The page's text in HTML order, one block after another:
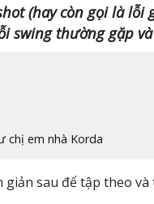
(hay còn gọi là
swing thường gặp
chị em nhà Korda
sau để tập theo